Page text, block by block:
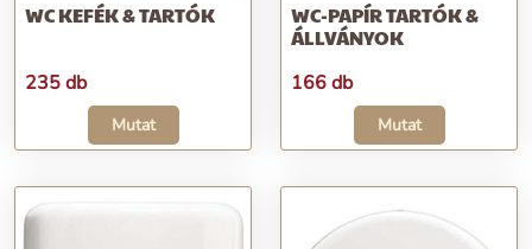
WC KEFÉK & TARTÓK
235 db
Mutat
WC-PAPÍR TARTÓK &
ÁLLVÁNYOK
166 db
Mutat